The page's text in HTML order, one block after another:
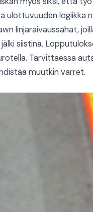
ulottuvuuden logiikka
linjaraivaussahat,
siistinä.
Tarvittaessa
muutkin varret.